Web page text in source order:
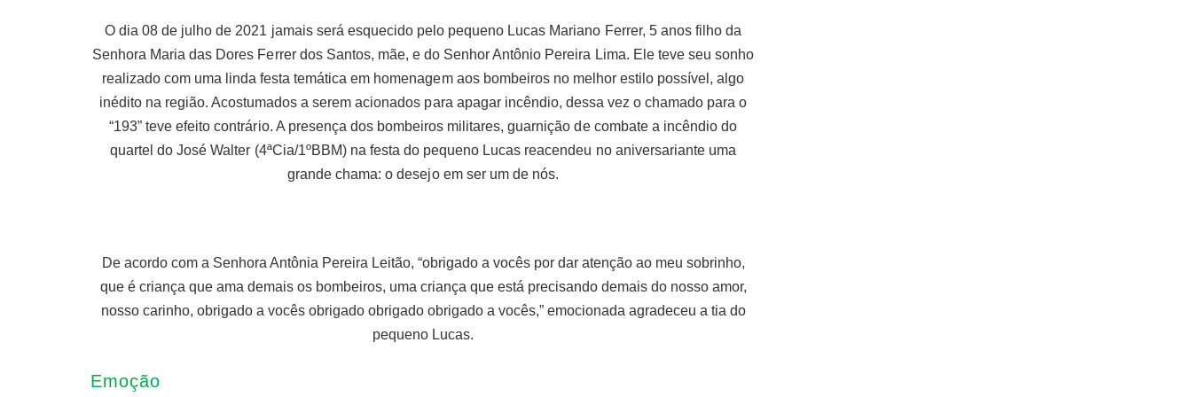
O dia 08 de julho de 2021 jamais será esquecido pelo pequeno Lucas Mariano Ferrer, 5 anos filho da
Senhora Maria das Dores Ferrer dos Santos, mãe, e do Senhor Antônio Pereira Lima. Ele teve seu sonho
realizado com uma linda festa temática em homenagem aos bombeiros no melhor estilo possível, algo
inédito na região. Acostumados a serem acionados para apagar incêndio, dessa vez o chamado para o
“193” teve efeito contrário. A presença dos bombeiros militares, guarnição de combate a incêndio do
quartel do José Walter (4ªCia/1ºBBM) na festa do pequeno Lucas reacendeu no aniversariante uma
grande chama: o desejo em ser um de nós.
De acordo com a Senhora Antônia Pereira Leitão, “obrigado a vocês por dar atenção ao meu sobrinho,
que é criança que ama demais os bombeiros, uma criança que está precisando demais do nosso amor,
nosso carinho, obrigado a vocês obrigado obrigado obrigado a vocês,” emocionada agradeceu a tia do
pequeno Lucas.
Emoção